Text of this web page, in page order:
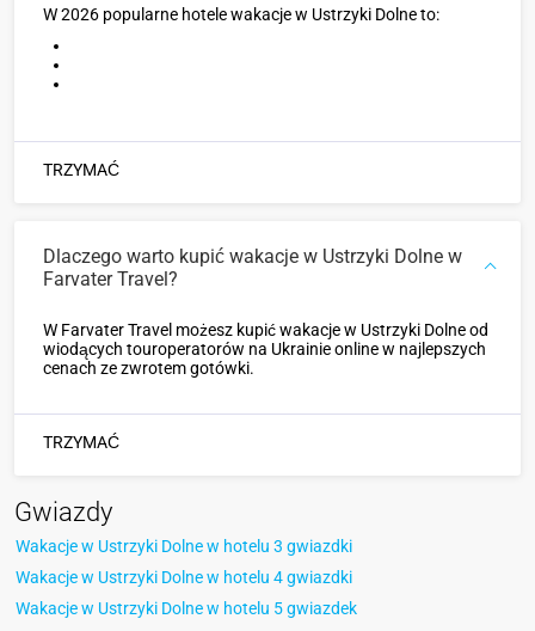
W 2026 popularne hotele wakacje w Ustrzyki Dolne to:
TRZYMAĆ
Dlaczego warto kupić wakacje w Ustrzyki Dolne w
Farvater Travel?
W Farvater Travel możesz kupić wakacje w Ustrzyki Dolne od
wiodących touroperatorów na Ukrainie online w najlepszych
cenach ze zwrotem gotówki.
TRZYMAĆ
Gwiazdy
Wakacje w Ustrzyki Dolne w hotelu 3 gwiazdki
Wakacje w Ustrzyki Dolne w hotelu 4 gwiazdki
Wakacje w Ustrzyki Dolne w hotelu 5 gwiazdek